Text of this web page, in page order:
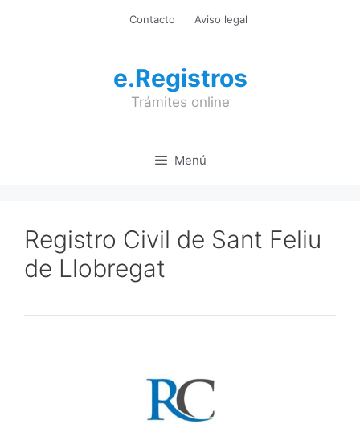
Contacto Aviso legal
e.Registros
Trámites online
Menú
Registro Civil de Sant Feliu
de Llobregat